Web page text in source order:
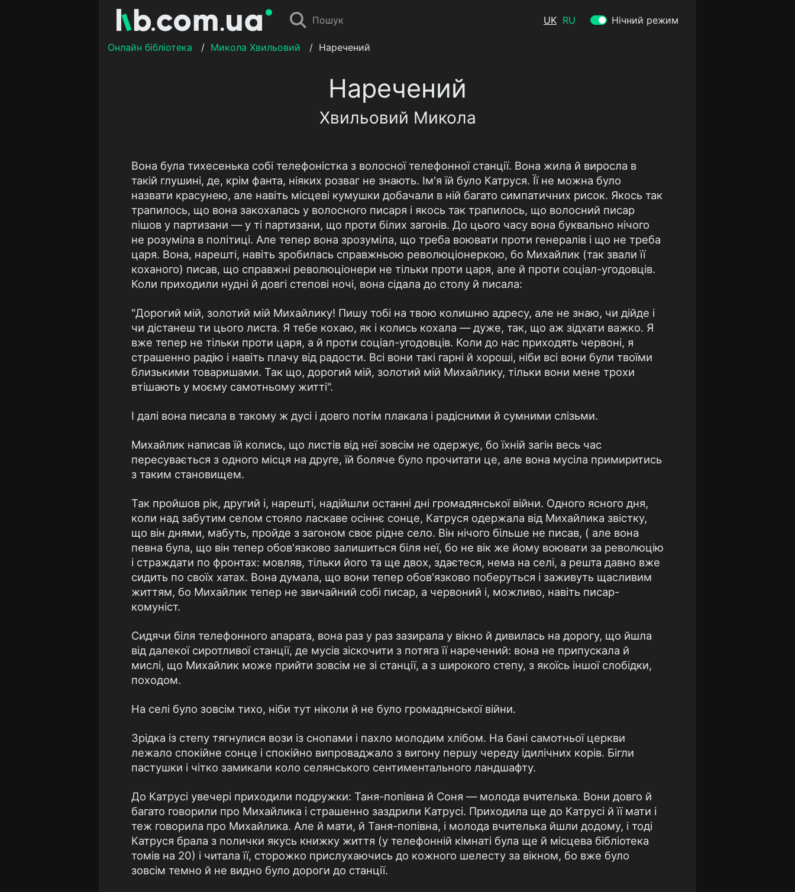
Пошук UK RU Нічний режим
Онлайн бібліотека / Микола Хвильовий / Наречений
Наречений
Хвильовий Микола
Вона була тихесенька собі телефоністка з волосної телефонної станції. Вона жила й виросла в
такій глушині, де, крім фанта, ніяких розваг не знають. Ім'я їй було Катруся. Її не можна було
назвати красунею, але навіть місцеві кумушки добачали в ній багато симпатичних рисок. Якось так
трапилось, що вона закохалась у волосного писаря і якось так трапилось, що волосний писар
пішов у партизани — у ті партизани, що проти білих загонів. До цього часу вона буквально нічого
не розуміла в політиці. Але тепер вона зрозуміла, що треба воювати проти генералів і що не треба
царя. Вона, нарешті, навіть зробилась справжньою революціонеркою, бо Михайлик (так звали її
коханого) писав, що справжні революціонери не тільки проти царя, але й проти соціал-угодовців.
Коли приходили нудні й довгі степові ночі, вона сідала до столу й писала:
"Дорогий мій, золотий мій Михайлику! Пишу тобі на твою колишню адресу, але не знаю, чи дійде і
чи дістанеш ти цього листа. Я тебе кохаю, як і колись кохала — дуже, так, що аж зідхати важко. Я
вже тепер не тільки проти царя, а й проти соціал-угодовців. Коли до нас приходять червоні, я
страшенно радію і навіть плачу від радости. Всі вони такі гарні й хороші, ніби всі вони були твоїми
близькими товаришами. Так що, дорогий мій, золотий мій Михайлику, тільки вони мене трохи
втішають у моєму самотньому житті".
І далі вона писала в такому ж дусі і довго потім плакала і радісними й сумними слізьми.
Михайлик написав їй колись, що листів від неї зовсім не одержує, бо їхній загін весь час
пересувається з одного місця на друге, їй боляче було прочитати це, але вона мусіла примиритись
з таким становищем.
Так пройшов рік, другий і, нарешті, надійшли останні дні громадянської війни. Одного ясного дня,
коли над забутим селом стояло ласкаве осіннє сонце, Катруся одержала від Михайлика звістку,
що він днями, мабуть, пройде з загоном своє рідне село. Він нічого більше не писав, ( але вона
певна була, що він тепер обов'язково залишиться біля неї, бо не вік же йому воювати за революцію
і страждати по фронтах: мовляв, тільки його та ще двох, здаєтеся, нема на селі, а решта давно вже
сидить по своїх хатах. Вона думала, що вони тепер обов'язково поберуться і заживуть щасливим
життям, бо Михайлик тепер не звичайний собі писар, а червоний і, можливо, навіть писар-
комуніст.
Сидячи біля телефонного апарата, вона раз у раз зазирала у вікно й дивилась на дорогу, що йшла
від далекої сиротливої станції, де мусів зіскочити з потяга її наречений: вона не припускала й
мислі, що Михайлик може прийти зовсім не зі станції, а з широкого степу, з якоїсь іншої слобідки,
походом.
На селі було зовсім тихо, ніби тут ніколи й не було громадянської війни.
Зрідка із степу тягнулися вози із снопами і пахло молодим хлібом. На бані самотньої церкви
лежало спокійне сонце і спокійно випроваджало з вигону першу череду ідилічних корів. Бігли
пастушки і чітко замикали коло селянського сентиментального ландшафту.
До Катрусі увечері приходили подружки: Таня-попівна й Соня — молода вчителька. Вони довго й
багато говорили про Михайлика і страшенно заздрили Катрусі. Приходила ще до Катрусі й її мати і
теж говорила про Михайлика. Але й мати, й Таня-попівна, і молода вчителька йшли додому, і тоді
Катруся брала з полички якусь книжку життя (у телефонній кімнаті була ще й місцева бібліотека
томів на 20) і читала її, сторожко прислухаючись до кожного шелесту за вікном, бо вже було
зовсім темно й не видно було дороги до станції.